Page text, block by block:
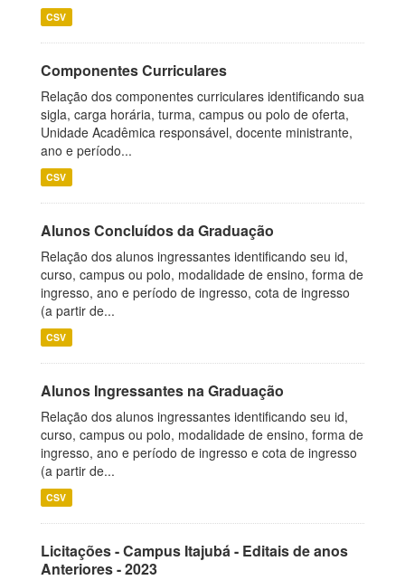
CSV
Componentes Curriculares
Relação dos componentes curriculares identificando sua
sigla, carga horária, turma, campus ou polo de oferta,
Unidade Acadêmica responsável, docente ministrante,
ano e período...
CSV
Alunos Concluídos da Graduação
Relação dos alunos ingressantes identificando seu id,
curso, campus ou polo, modalidade de ensino, forma de
ingresso, ano e período de ingresso, cota de ingresso
(a partir de...
CSV
Alunos Ingressantes na Graduação
Relação dos alunos ingressantes identificando seu id,
curso, campus ou polo, modalidade de ensino, forma de
ingresso, ano e período de ingresso e cota de ingresso
(a partir de...
CSV
Licitações - Campus Itajubá - Editais de anos
Anteriores - 2023